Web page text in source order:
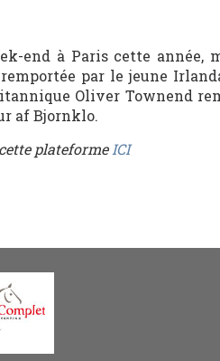
end à Paris cette année,
par le jeune
Oliver Townend
af Bjornklo.
plateformeICI